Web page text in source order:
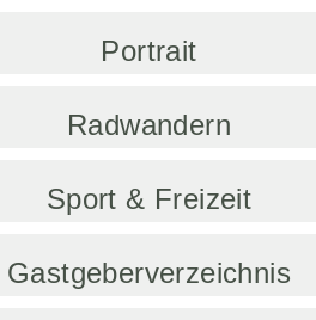
Portrait
Radwandern
Sport & Freizeit
Gastgeberverzeichnis